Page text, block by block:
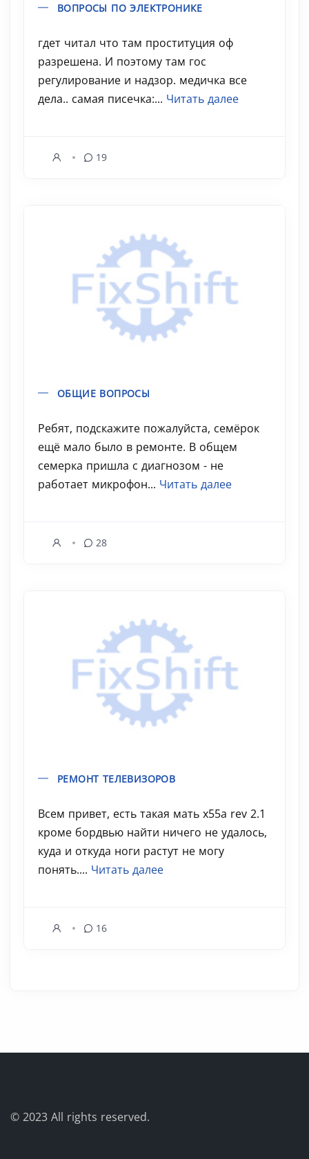
ВОПРОСЫ ПО ЭЛЕКТРОНИКЕ
гдет читал что там проституция оф
разрешена. И поэтому там гос
регулирование и надзор. медичка все
дела.. самая писечка:... Читать далее
19
ОБЩИЕ ВОПРОСЫ
Ребят, подскажите пожалуйста, семёрок
ещё мало было в ремонте. В общем
семерка пришла с диагнозом - не
работает микрофон... Читать далее
28
РЕМОНТ ТЕЛЕВИЗОРОВ
Всем привет, есть такая мать x55a rev 2.1
кроме бордвью найти ничего не удалось,
куда и откуда ноги растут не могу
понять.... Читать далее
16
© 2023 All rights reserved.